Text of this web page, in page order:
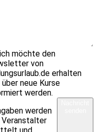
möchte den
von
erhalten
über neue Kurse
werden.
werden
Veranstalter